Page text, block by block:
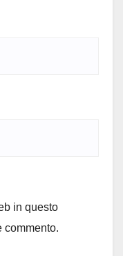
in questo
commento.